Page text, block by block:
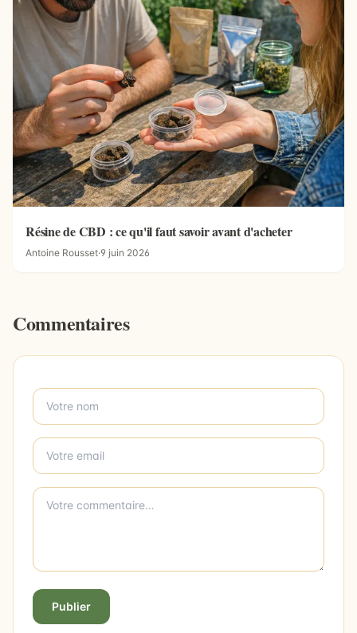
Résine de CBD : ce qu'il faut savoir avant d'acheter
Antoine Rousset·9 juin 2026
Commentaires
Publier